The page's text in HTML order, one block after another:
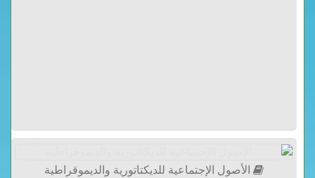
الأصول الإجتماعية للديكتاتورية والديموقراطية